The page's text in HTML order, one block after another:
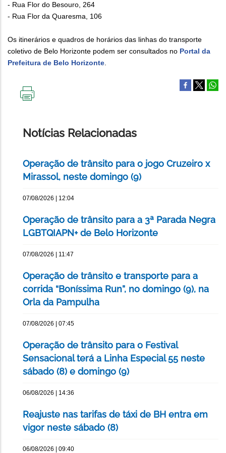
- Rua Flor do Besouro, 264
- Rua Flor da Quaresma, 106
Os itinerários e quadros de horários das linhas do transporte
coletivo de Belo Horizonte podem ser consultados no Portal da
Prefeitura de Belo Horizonte.
Notícias Relacionadas
Operação de trânsito para o jogo Cruzeiro x
Mirassol, neste domingo (9)
07/08/2026 | 12:04
Operação de trânsito para a 3ª Parada Negra
LGBTQIAPN+ de Belo Horizonte
07/08/2026 | 11:47
Operação de trânsito e transporte para a
corrida “Boníssima Run”, no domingo (9), na
Orla da Pampulha
07/08/2026 | 07:45
Operação de trânsito para o Festival
Sensacional terá a Linha Especial 55 neste
sábado (8) e domingo (9)
06/08/2026 | 14:36
Reajuste nas tarifas de táxi de BH entra em
vigor neste sábado (8)
06/08/2026 | 09:40